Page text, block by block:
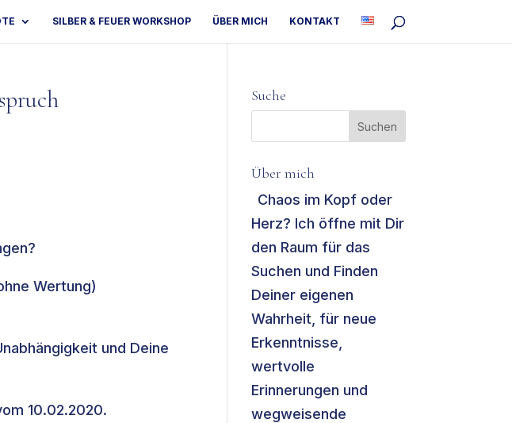
SILBER & FEUER WORKSHOP ÜBER MICH KONTAKT
Wertung)
und Deine
10.02.2020.
Suche
Über mich
Chaos im Kopf oder
Herz? Ich öffne mit Dir
den Raum für das
Suchen und Finden
Deiner eigenen
Wahrheit, für neue
Erkenntnisse,
wertvolle
Erinnerungen und
wegweisende